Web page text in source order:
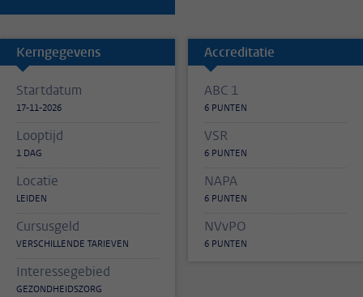
Kerngegevens
Startdatum
17-11-2026
Looptijd
1 DAG
Locatie
LEIDEN
Cursusgeld
VERSCHILLENDE TARIEVEN
Interessegebied
GEZONDHEIDSZORG
Accreditatie
ABC 1
6 PUNTEN
VSR
6 PUNTEN
NAPA
6 PUNTEN
NVvPO
6 PUNTEN